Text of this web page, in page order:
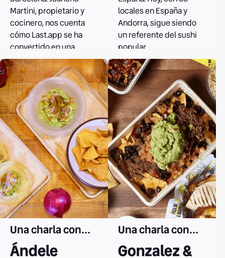
Martini, propietario y
cocinero, nos cuenta
cómo Last.app se ha
convertido en una
herramienta clave en su
gestión.
Leer el caso
locales en España y
Andorra, sigue siendo
un referente del sushi
popular.
Leer el caso
Una charla con...
Ándele
Una charla con...
Gonzalez &